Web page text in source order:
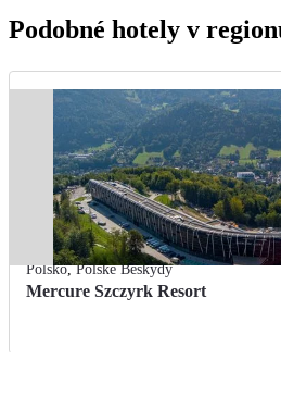
Podobné hotely v
Polsko,Polské Beskydy
Mercure Szczyrk Resort